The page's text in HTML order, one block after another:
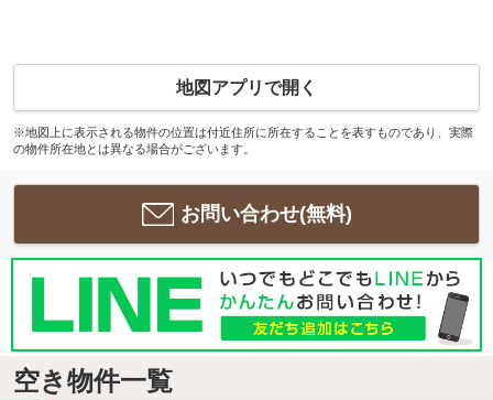
地図アプリで開く
※地図上に表示される物件の位置は付近住所に所在することを表すものであり、実際
の物件所在地とは異なる場合がございます。
お問い合わせ(無料)
空き物件一覧